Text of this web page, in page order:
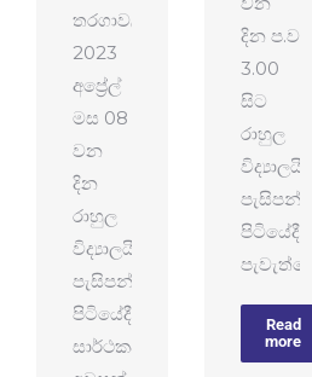
තරගාවලිය
2023
අප්‍රේල්
මස 08
වන
දින
රාහුල
විද්‍යාලයීය
පැසිපන්දු
පිටියේදී
සාර්ථකව
දින ප.ව
3.00
සිට
රාහුල
විද්‍යාලයීය
පැසිපන්දු
පිටියේදී
පැවැත්වේ.
Read
more